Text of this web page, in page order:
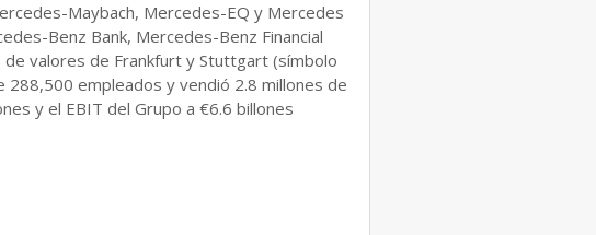
Maybach, Mercedes-EQ y Mercedes
Benz Bank, Mercedes-Benz Financial
de valores de Frankfurt y Stuttgart (símbolo
288,500 empleados y vendió 2.8 millones de
y el EBIT del Grupo a €6.6 billones